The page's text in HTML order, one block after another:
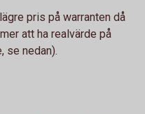
pris på warranten då
att ha realvärde på
se nedan).